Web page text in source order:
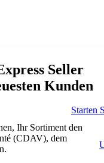
Starten
Seller
Kunden
Ihr Sortiment den
(CDAV), dem